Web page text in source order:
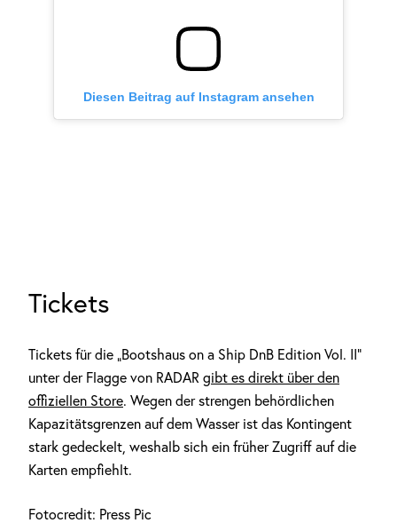
Diesen Beitrag auf Instagram ansehen
Tickets
Tickets für die „Bootshaus on a Ship DnB Edition Vol. II“
unter der Flagge von RADAR gibt es direkt über den
offiziellen Store. Wegen der strengen behördlichen
Kapazitätsgrenzen auf dem Wasser ist das Kontingent
stark gedeckelt, weshalb sich ein früher Zugriff auf die
Karten empfiehlt.
Fotocredit: Press Pic